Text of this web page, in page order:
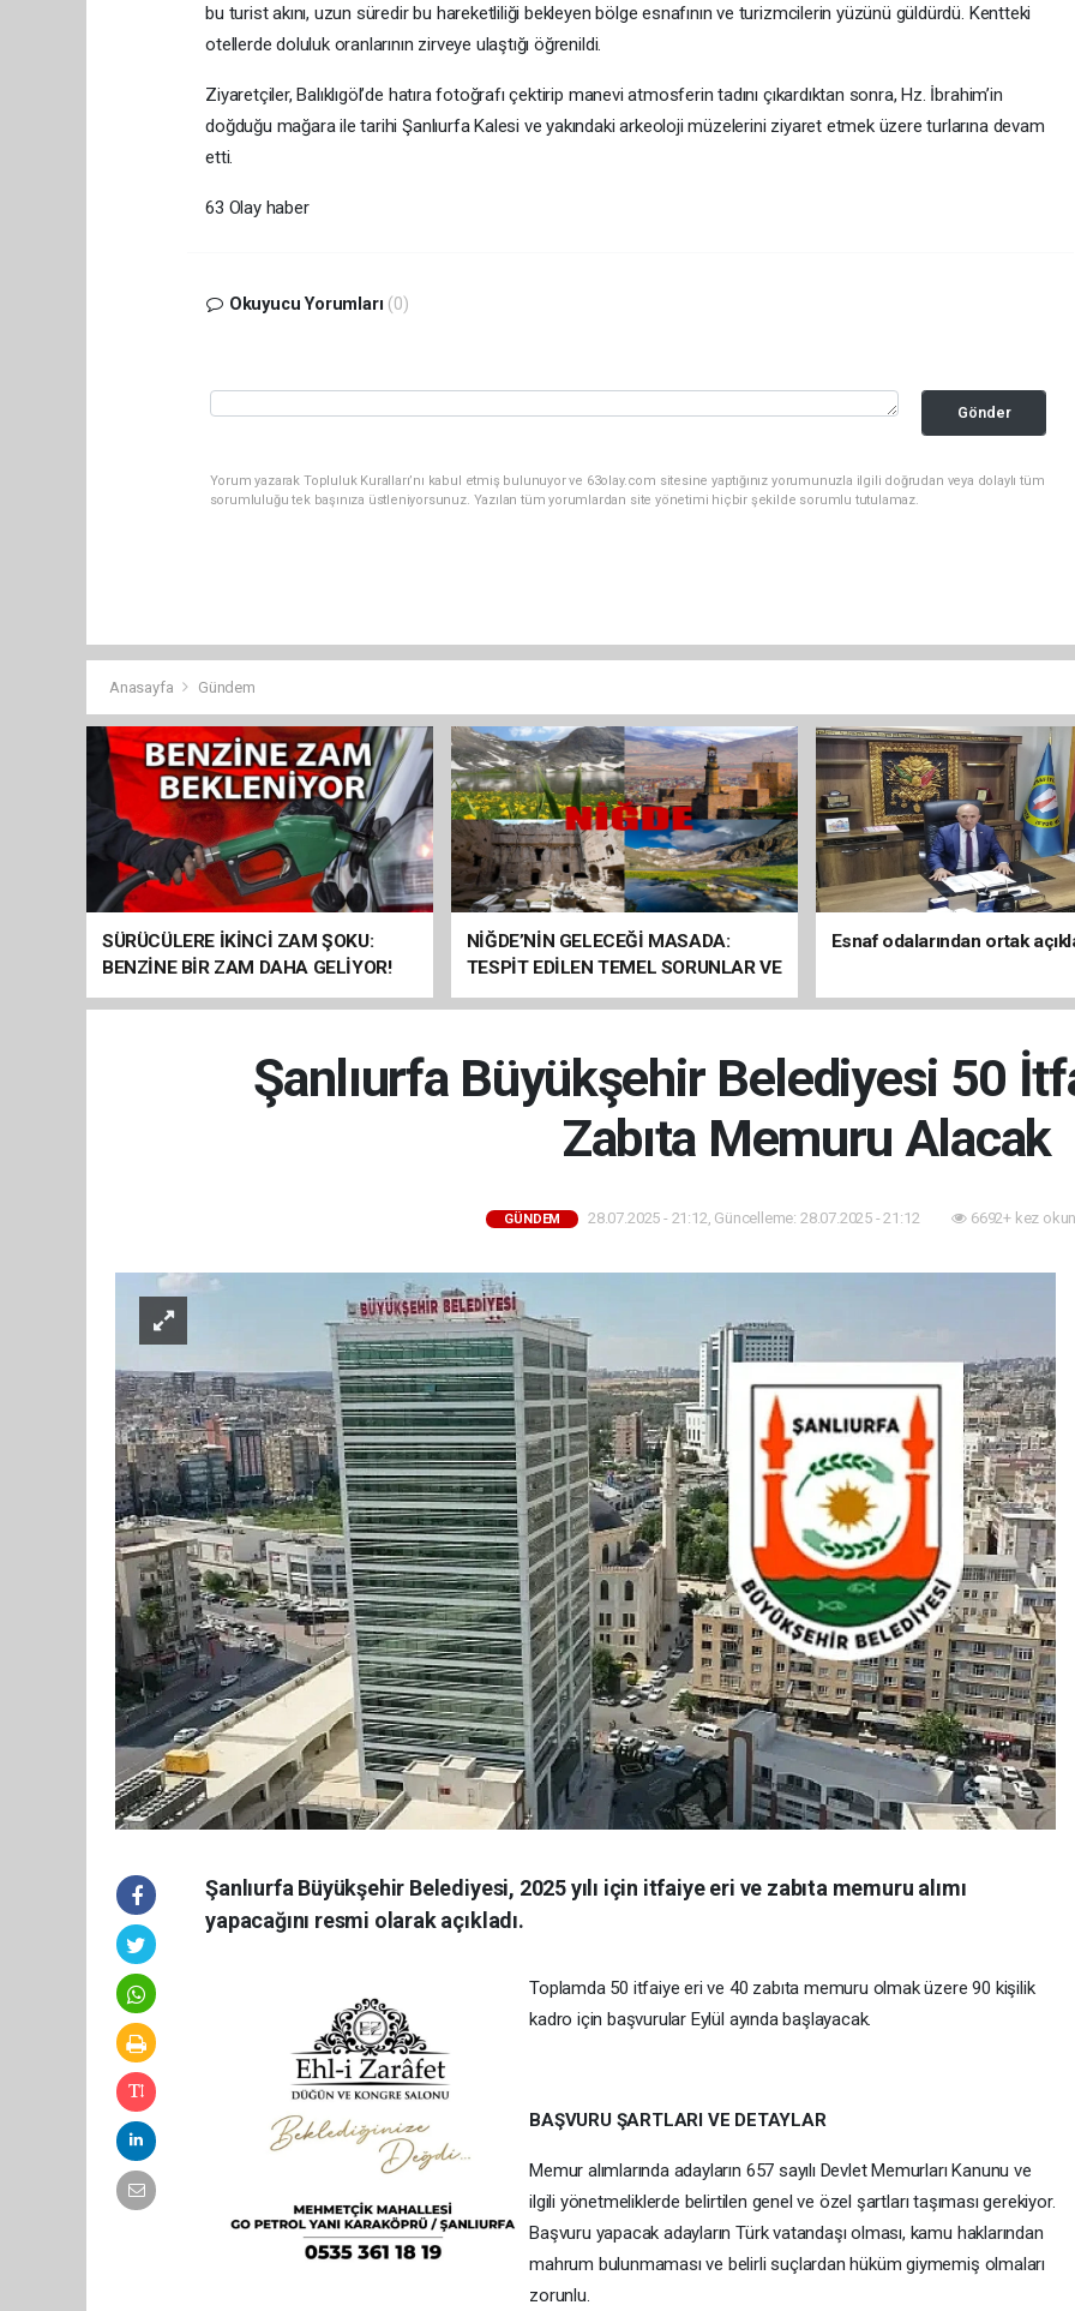
bu turist akını, uzun süredir bu hareketliliği bekleyen bölge esnafının ve turizmcilerin yüzünü güldürdü. Kentteki
otellerde doluluk oranlarının zirveye ulaştığı öğrenildi.
Ziyaretçiler, Balıklıgöl’de hatıra fotoğrafı çektirip manevi atmosferin tadını çıkardıktan sonra, Hz. İbrahim’in
doğduğu mağara ile tarihi Şanlıurfa Kalesi ve yakındaki arkeoloji müzelerini ziyaret etmek üzere turlarına devam
etti.
63 Olay haber
Okuyucu Yorumları (0)
Gönder
Yorum yazarak Topluluk Kuralları’nı kabul etmiş bulunuyor ve 63olay.com sitesine yaptığınız yorumunuzla ilgili doğrudan veya dolaylı tüm
sorumluluğu tek başınıza üstleniyorsunuz. Yazılan tüm yorumlardan site yönetimi hiçbir şekilde sorumlu tutulamaz.
Anasayfa Gündem
SÜRÜCÜLERE İKİNCİ ZAM ŞOKU:
BENZİNE BİR ZAM DAHA GELİYOR!
NİĞDE’NİN GELECEĞİ MASADA:
TESPİT EDİLEN TEMEL SORUNLAR VE
SOMUT ÇÖZÜM ÖNERİLERİ
Esnaf odalarından ortak
Şanlıurfa Büyükşehir Belediyesi 50
Zabıta Memuru Alacak
GÜNDEM 28.07.2025 - 21:12, Güncelleme: 28.07.2025 - 21:12 6692+ kez
Şanlıurfa Büyükşehir Belediyesi, 2025 yılı için itfaiye eri ve zabıta memuru alımı
yapacağını resmi olarak açıkladı.
Toplamda 50 itfaiye eri ve 40 zabıta memuru olmak üzere 90 kişilik
kadro için başvurular Eylül ayında başlayacak.
BAŞVURU ŞARTLARI VE DETAYLAR
Memur alımlarında adayların 657 sayılı Devlet Memurları Kanunu ve
ilgili yönetmeliklerde belirtilen genel ve özel şartları taşıması gerekiyor.
Başvuru yapacak adayların Türk vatandaşı olması, kamu haklarından
mahrum bulunmaması ve belirli suçlardan hüküm giymemiş olmaları
zorunlu.